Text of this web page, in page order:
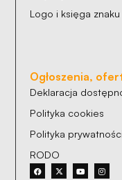
Logo i księga znaku
Ogłoszenia,
Deklaracja
Polityka cookies
Polityka prywatności
RODO